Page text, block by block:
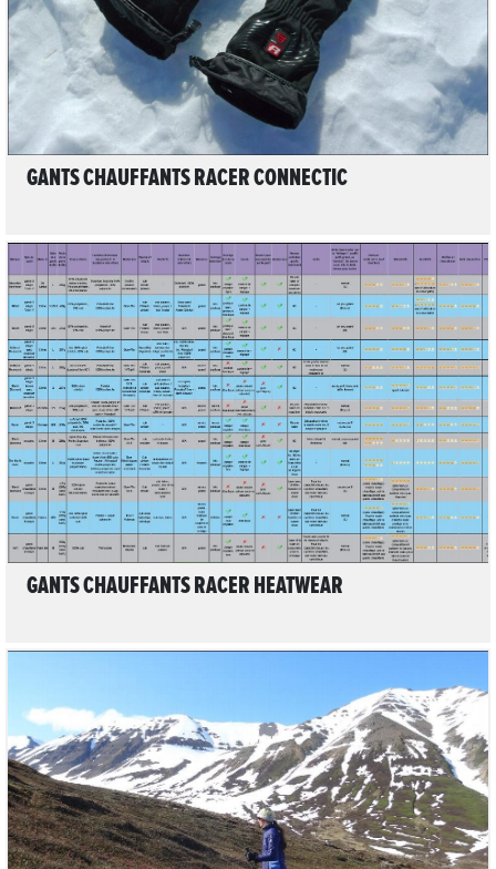
GANTS CHAUFFANTS RACER CONNECTIC
10
LIRE L'ARTICLE
GANTS CHAUFFANTS RACER HEATWEAR
LIRE L'ARTICLE